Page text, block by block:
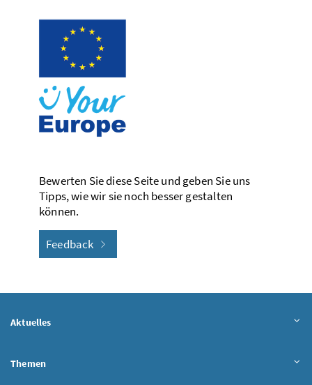
Bewerten Sie diese Seite und geben Sie uns
Tipps, wie wir sie noch besser gestalten
können.
Feedback
Aktuelles
Themen